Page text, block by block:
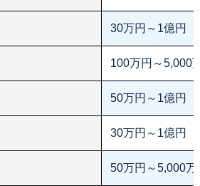
30万円～1億円
100万円～5,000
50万円～1億円
30万円～1億円
50万円～5,000万